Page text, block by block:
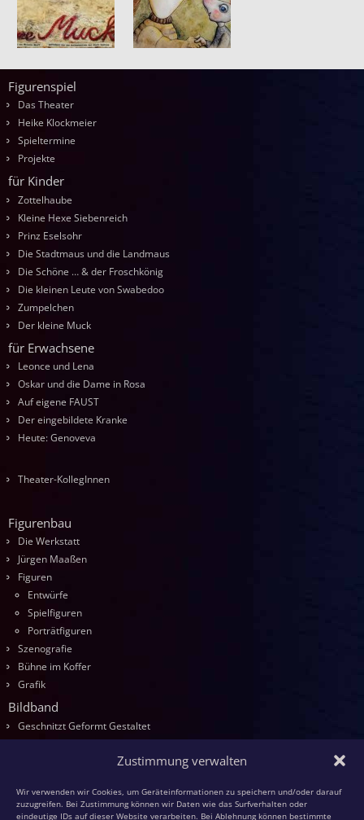
Zustimmung verwalten
Wir verwenden wir Cookies, um Geräteinformationen zu speichern und/oder darauf
zuzugreifen. Bei Zustimmung können wir Daten wie das Surfverhalten oder
eindeutige IDs auf dieser Website verarbeiten. Bei Ablehnung können bestimmte
Figurenspiel
Das Theater
Heike Klockmeier
Spieltermine
Projekte
für Kinder
Zottelhaube
Kleine Hexe Siebenreich
Prinz Eselsohr
Die Stadtmaus und die Landmaus
Die Schöne … & der Froschkönig
Die kleinen Leute von Swabedoo
Zumpelchen
Der kleine Muck
für Erwachsene
Leonce und Lena
Oskar und die Dame in Rosa
Auf eigene FAUST
Der eingebildete Kranke
Heute: Genoveva
Theater-KollegInnen
Figurenbau
Die Werkstatt
Jürgen Maaßen
Figuren
Entwürfe
Spielfiguren
Porträtfiguren
Szenografie
Bühne im Koffer
Grafik
Bildband
Geschnitzt Geformt Gestaltet
Schnitzen